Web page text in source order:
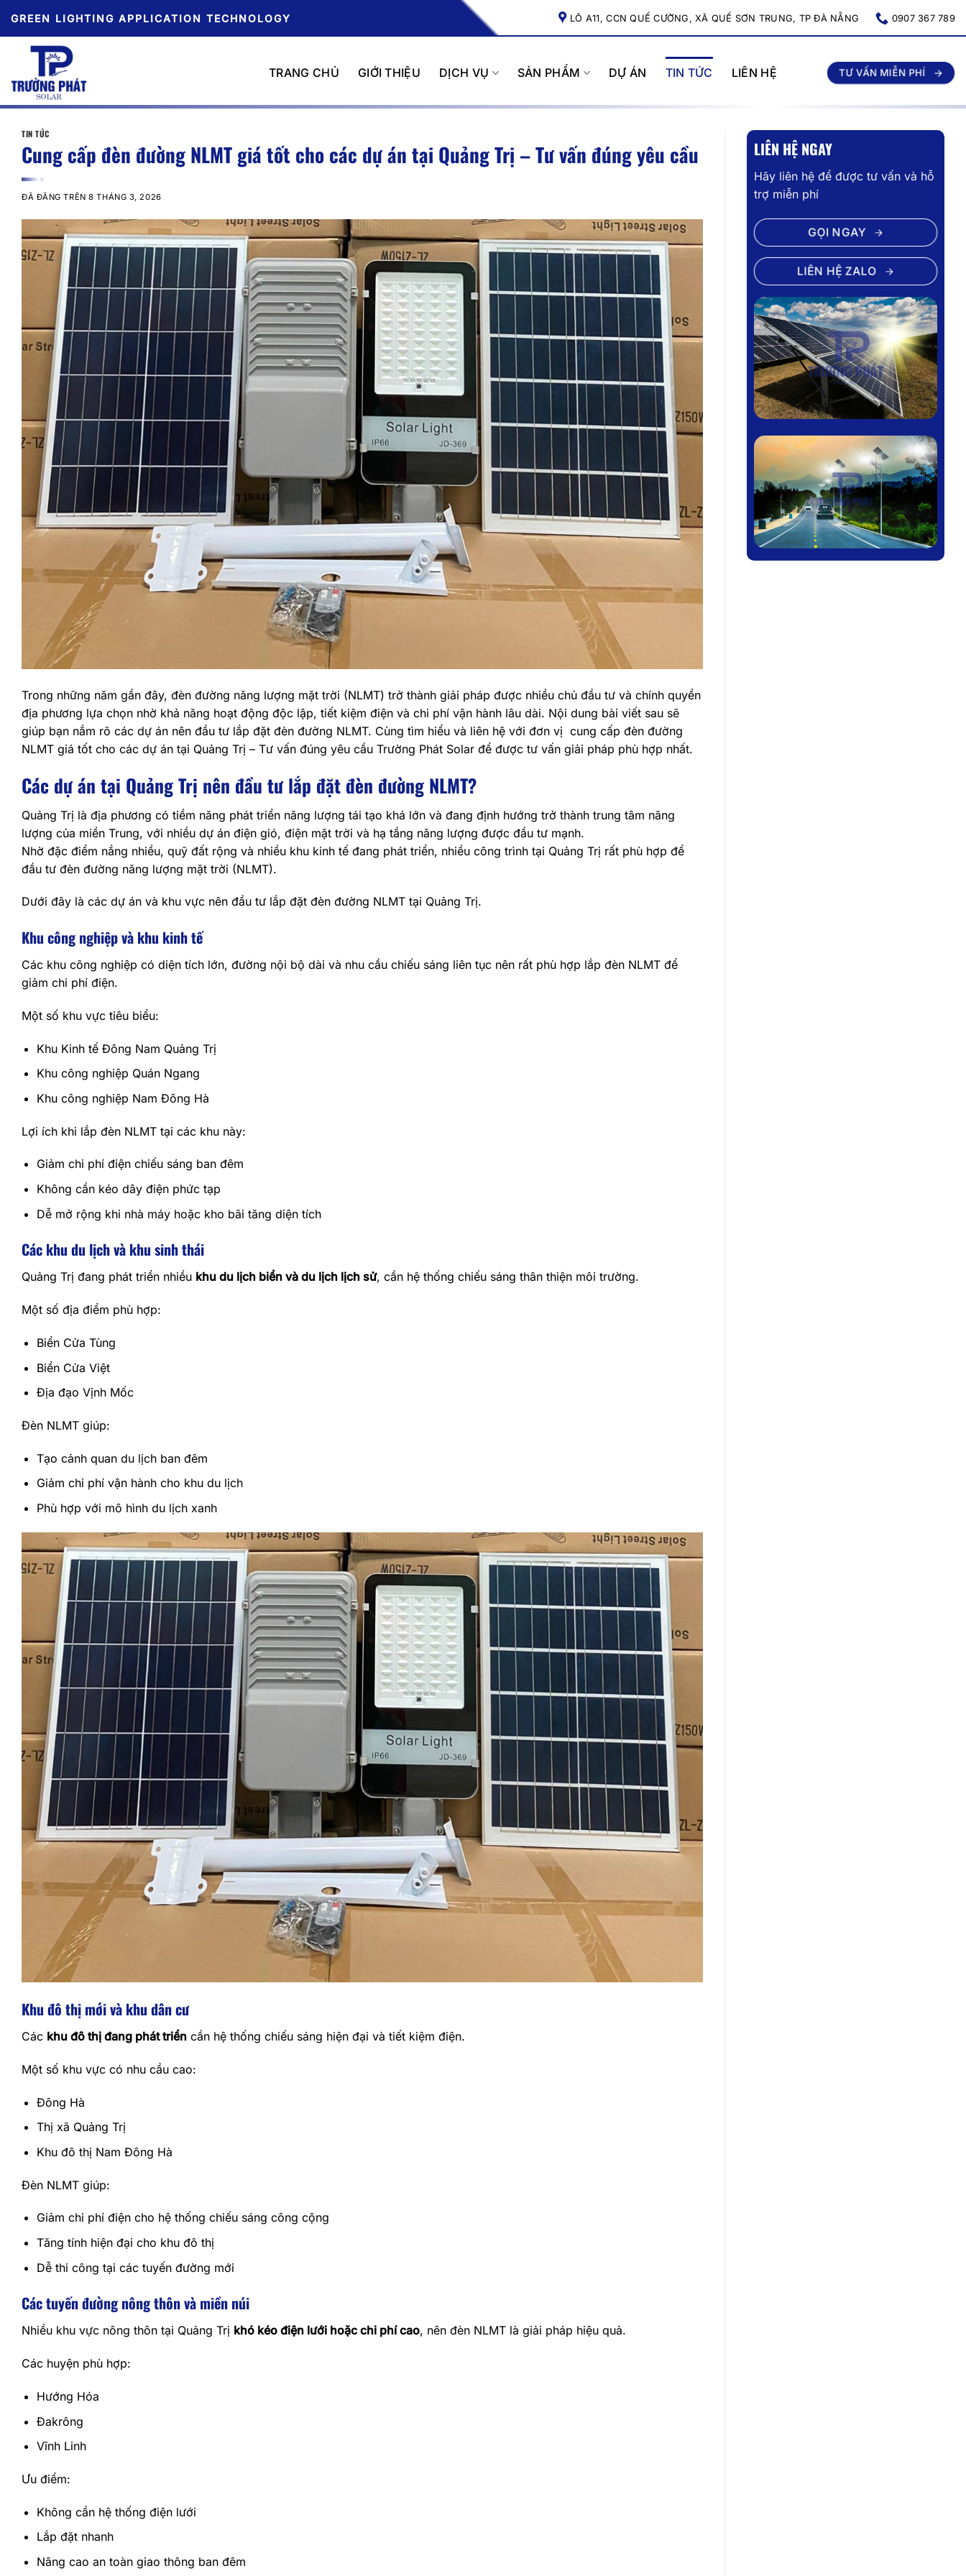
đến
GREEN LIGHTING APPLICATION TECHNOLOGY LÔ A11, CCN QUẾ CƯỜNG, XÃ QUẾ SƠN TRUNG, TP ĐÀ NẴNG 0907 367 789
TRANG CHỦ GIỚI THIỆU DỊCH VỤ SẢN PHẨM DỰ ÁN TIN TỨC LIÊN HỆ TƯ VẤN MIỄN PHÍ
TIN TỨC
Cung cấp đèn đường NLMT giá tốt cho các dự án tại Quảng Trị – Tư vấn đúng yêu cầu
ĐÃ ĐĂNG TRÊN8 THÁNG 3, 2026
Trong những năm gần đây, đèn đường năng lượng mặt trời (NLMT) trở thành giải pháp được nhiều chủ đầu tư và chính quyền
địa phương lựa chọn nhờ khả năng hoạt động độc lập, tiết kiệm điện và chi phí vận hành lâu dài. Nội dung bài viết sau sẽ
giúp bạn nắm rõ các dự án nên đầu tư lắp đặt đèn đường NLMT. Cùng tìm hiểu và liên hệ với đơn vị cung cấp đèn đường
NLMT giá tốt cho các dự án tại Quảng Trị – Tư vấn đúng yêu cầu Trường Phát Solar để được tư vấn giải pháp phù hợp nhất.
Các dự án tại Quảng Trị nên đầu tư lắp đặt đèn đường NLMT?
Quảng Trị là địa phương có tiềm năng phát triển năng lượng tái tạo khá lớn và đang định hướng trở thành trung tâm năng
lượng của miền Trung, với nhiều dự án điện gió, điện mặt trời và hạ tầng năng lượng được đầu tư mạnh.
Nhờ đặc điểm nắng nhiều, quỹ đất rộng và nhiều khu kinh tế đang phát triển, nhiều công trình tại Quảng Trị rất phù hợp để
đầu tư đèn đường năng lượng mặt trời (NLMT).
Dưới đây là các dự án và khu vực nên đầu tư lắp đặt đèn đường NLMT tại Quảng Trị.
Khu công nghiệp và khu kinh tế
Các khu công nghiệp có diện tích lớn, đường nội bộ dài và nhu cầu chiếu sáng liên tục nên rất phù hợp lắp đèn NLMT để
giảm chi phí điện.
Một số khu vực tiêu biểu:
Khu Kinh tế Đông Nam Quảng Trị
Khu công nghiệp Quán Ngang
Khu công nghiệp Nam Đông Hà
Lợi ích khi lắp đèn NLMT tại các khu này:
Giảm chi phí điện chiếu sáng ban đêm
Không cần kéo dây điện phức tạp
Dễ mở rộng khi nhà máy hoặc kho bãi tăng diện tích
Các khu du lịch và khu sinh thái
Quảng Trị đang phát triển nhiều khu du lịch biển và du lịch lịch sử, cần hệ thống chiếu sáng thân thiện môi trường.
Một số địa điểm phù hợp:
Biển Cửa Tùng
Biển Cửa Việt
Địa đạo Vịnh Mốc
Đèn NLMT giúp:
Tạo cảnh quan du lịch ban đêm
Giảm chi phí vận hành cho khu du lịch
Phù hợp với mô hình du lịch xanh
Khu đô thị mới và khu dân cư
Các khu đô thị đang phát triển cần hệ thống chiếu sáng hiện đại và tiết kiệm điện.
Một số khu vực có nhu cầu cao:
Đông Hà
Thị xã Quảng Trị
Khu đô thị Nam Đông Hà
Đèn NLMT giúp:
Giảm chi phí điện cho hệ thống chiếu sáng công cộng
Tăng tính hiện đại cho khu đô thị
Dễ thi công tại các tuyến đường mới
Các tuyến đường nông thôn và miền núi
Nhiều khu vực nông thôn tại Quảng Trị khó kéo điện lưới hoặc chi phí cao, nên đèn NLMT là giải pháp hiệu quả.
Các huyện phù hợp:
Hướng Hóa
Đakrông
Vĩnh Linh
Ưu điểm:
Không cần hệ thống điện lưới
Lắp đặt nhanh
Nâng cao an toàn giao thông ban đêm
LIÊN HỆ NGAY
Hãy liên hệ để được tư vấn và hỗ
trợ miễn phí
GỌI NGAY
LIÊN HỆ ZALO